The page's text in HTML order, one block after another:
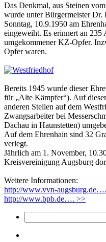
Das Denkmal, aus Steinen
wurde unter Bürgermeister
Sonntag, 10.9.1950 am
eingeweiht. Es erinnert an
umgekommener KZ-Opfer.
Opfer waren.
Bereits 1945 wurde dieser
für „Alte Kämpfer“). Auf
anderen Stellen auf dem
Zwangsarbeiter bei
Dachau in Haunstetten)
Auf dem Ehrenhain sind 32
verlegt.
Jährlich am 1. November,
Kreisvereinigung Augsburg
Weitere Informationen:
http://www.vvn-
http://www.bpb.de…. >>